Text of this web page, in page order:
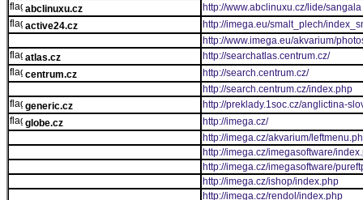
abclinuxu.cz
http://www.abclinuxu.cz/lide/sangala
active24.cz
http://imega.eu/smalt_plech/
http://www.imega.eu/akvarium/
atlas.cz
http://searchatlas.centrum.cz/
centrum.cz
http://search.centrum.cz/
http://search.centrum.cz/index.php
generic.cz
http://preklady.1soc.cz/anglictina-
globe.cz
http://imega.cz/
http://imega.cz/akvarium/
http://imega.cz/imegasoftware/
http://imega.cz/imegasoftware/
http://imega.cz/ishop/index.php
http://imega.cz/rendol/index.php